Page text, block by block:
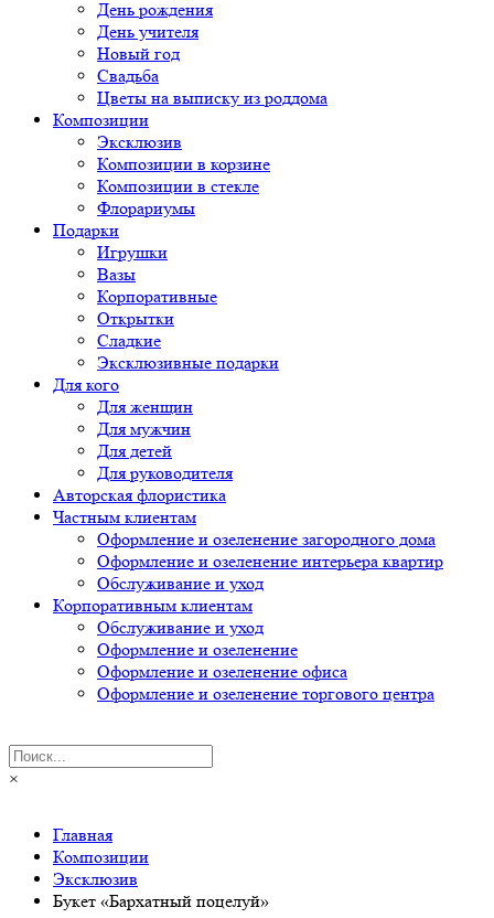
День рождения
День учителя
Новый год
Свадьба
Цветы на выписку из роддома
Композиции
Эксклюзив
Композиции в корзине
Композиции в стекле
Флорариумы
Подарки
Игрушки
Вазы
Корпоративные
Открытки
Сладкие
Эксклюзивные подарки
Для кого
Для женщин
Для мужчин
Для детей
Для руководителя
Авторская флористика
Частным клиентам
Оформление и озеленение загородного дома
Оформление и озеленение интерьера квартир
Обслуживание и уход
Корпоративным клиентам
Обслуживание и уход
Оформление и озеленение
Оформление и озеленение офиса
Оформление и озеленение торгового центра
×
Главная
Композиции
Эксклюзив
Букет «Бархатный поцелуй»